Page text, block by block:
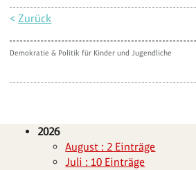
<Zurück
Demokratie & Politik für Kinder und Jugendliche
2026
August : 2 Einträge
Juli : 10 Einträge